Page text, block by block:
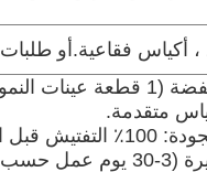
، أكياس فقاعية.أو طلبات
السريع المتاحة).
متقدمة.
قبل الشحن.
الخاصة بك).